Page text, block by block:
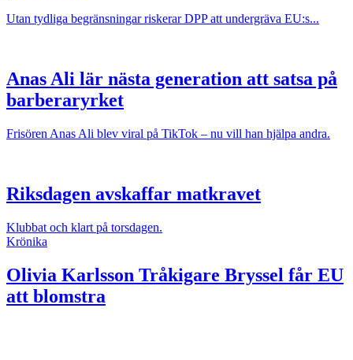
Utan tydliga begränsningar riskerar DPP att undergräva EU:s...
Anas Ali lär nästa generation att satsa på
barberaryrket
Frisören Anas Ali blev viral på TikTok – nu vill han hjälpa andra.
Riksdagen avskaffar matkravet
Klubbat och klart på torsdagen.
Krönika
Olivia Karlsson Tråkigare Bryssel får EU
att blomstra